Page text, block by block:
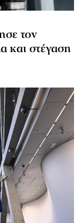
τον
και στέγαση